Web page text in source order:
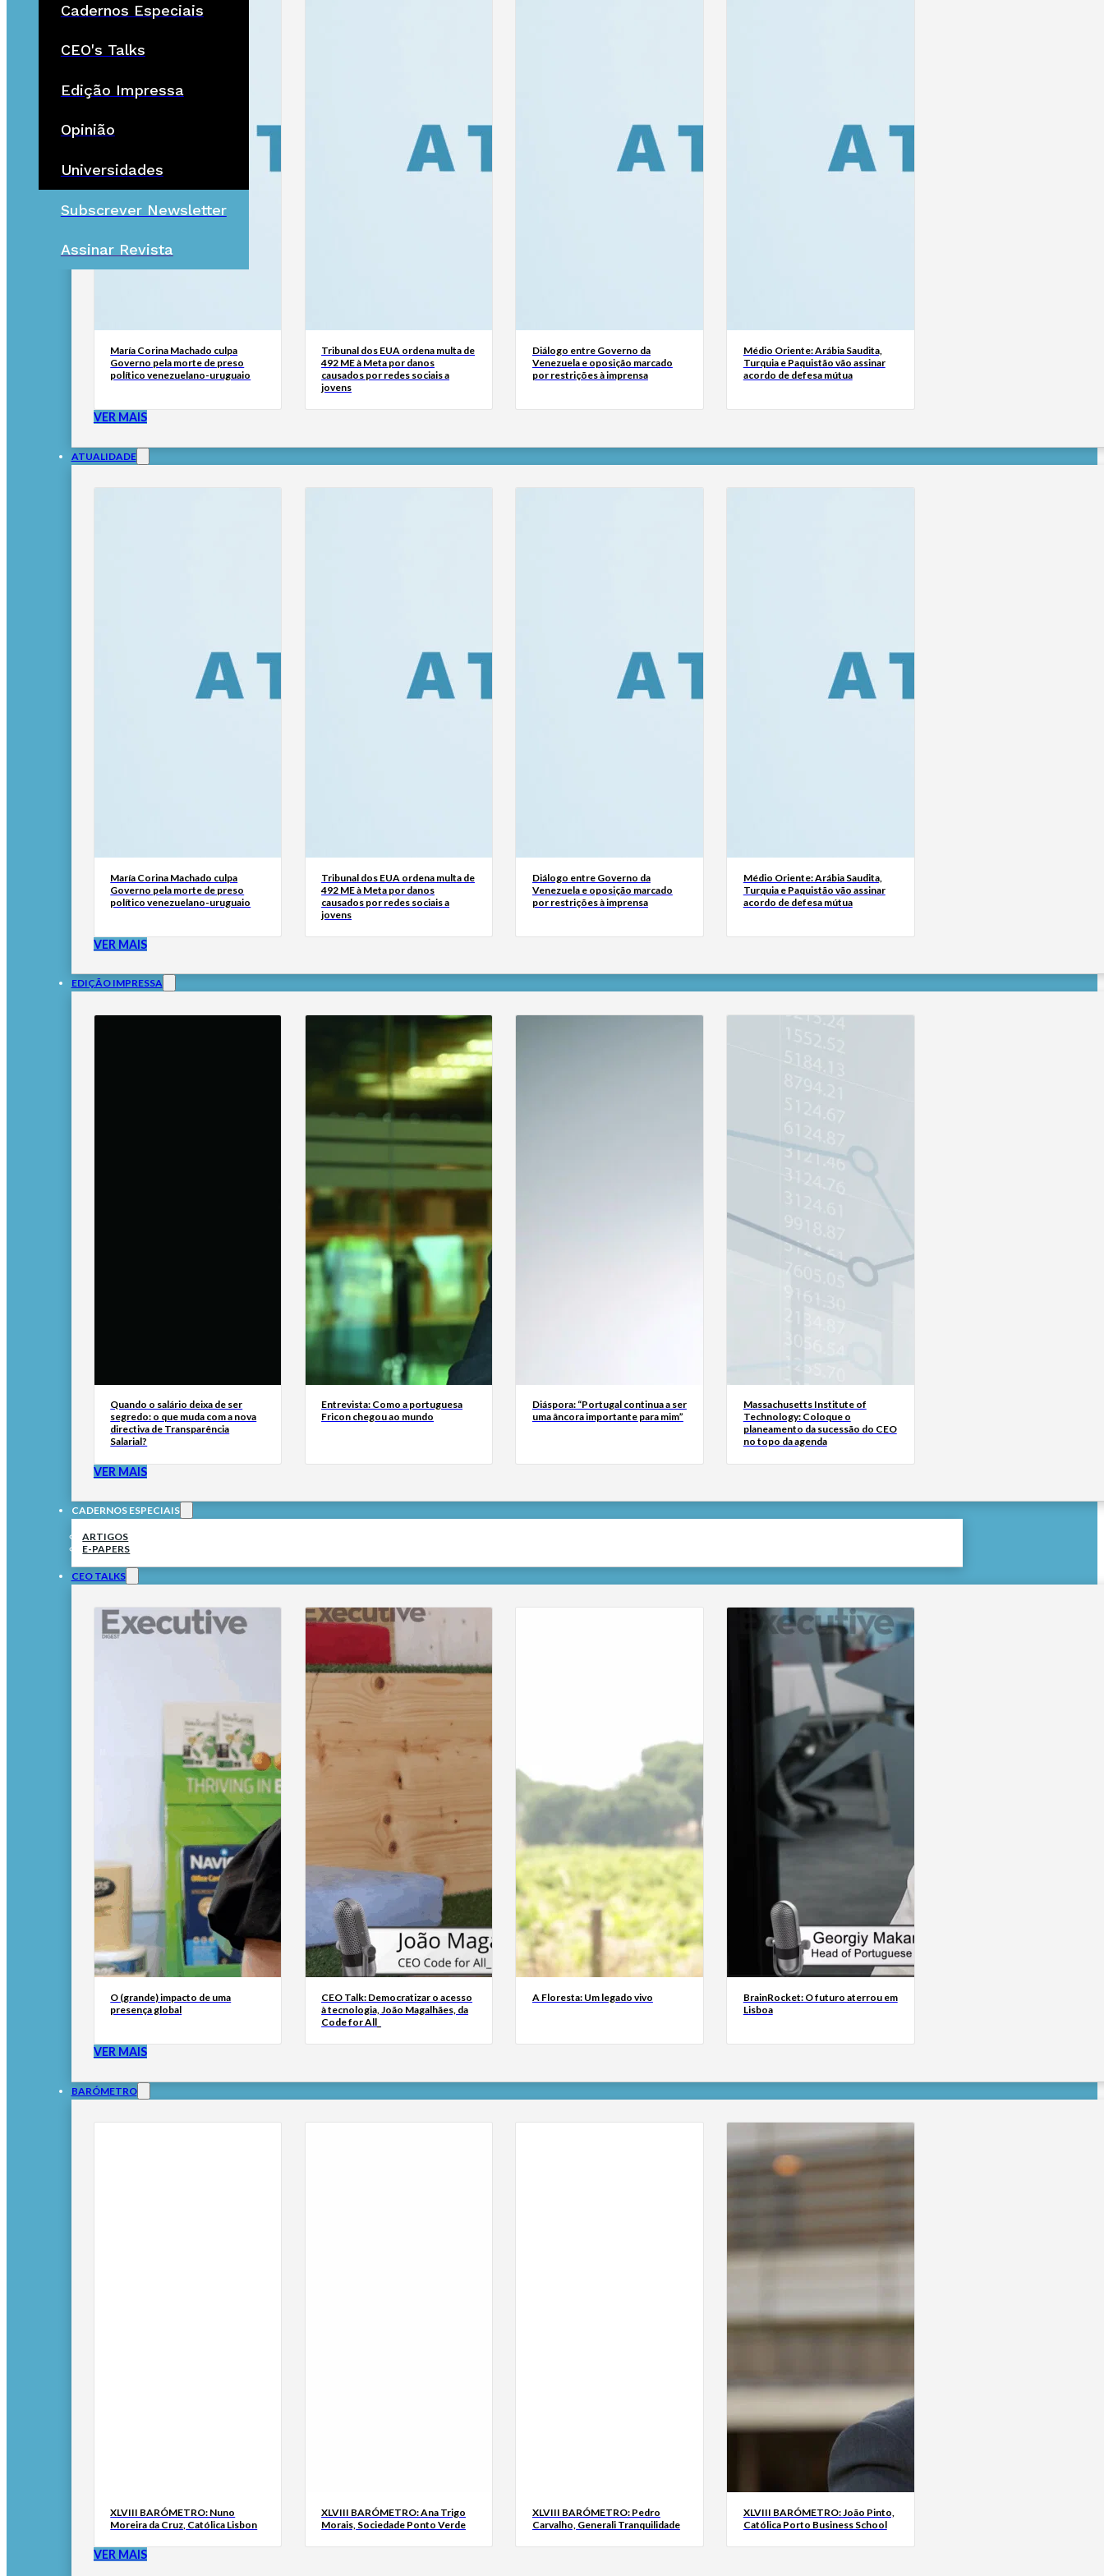
Cadernos Especiais
CEO's Talks
Edição Impressa
Opinião
Universidades
Subscrever Newsletter
Assinar Revista
María Corina Machado culpa
Governo pela morte de preso
político venezuelano-uruguaio
Tribunal dos EUA ordena multa de
492 ME à Meta por danos
causados por redes sociais a
jovens
Diálogo entre Governo da
Venezuela e oposição marcado
por restrições à imprensa
Médio Oriente: Arábia Saudita,
Turquia e Paquistão vão assinar
acordo de defesa mútua
VER MAIS
ATUALIDADE
María Corina Machado culpa
Governo pela morte de preso
político venezuelano-uruguaio
Tribunal dos EUA ordena multa de
492 ME à Meta por danos
causados por redes sociais a
jovens
Diálogo entre Governo da
Venezuela e oposição marcado
por restrições à imprensa
Médio Oriente: Arábia Saudita,
Turquia e Paquistão vão assinar
acordo de defesa mútua
VER MAIS
EDIÇÃO IMPRESSA
Quando o salário deixa de ser
segredo: o que muda com a nova
directiva de Transparência
Salarial?
Entrevista: Como a portuguesa
Fricon chegou ao mundo
Diáspora: “Portugal continua a ser
uma âncora importante para mim”
Massachusetts Institute of
Technology: Coloque o
planeamento da sucessão do CEO
no topo da agenda
VER MAIS
CADERNOS ESPECIAIS
ARTIGOS
E-PAPERS
CEO TALKS
O (grande) impacto de uma
presença global
CEO Talk: Democratizar o acesso
à tecnologia, João Magalhães, da
Code for All_
A Floresta: Um legado vivo
BrainRocket: O futuro aterrou em
Lisboa
VER MAIS
BARÓMETRO
XLVIII BARÓMETRO: Nuno
Moreira da Cruz, Católica Lisbon
XLVIII BARÓMETRO: Ana Trigo
Morais, Sociedade Ponto Verde
XLVIII BARÓMETRO: Pedro
Carvalho, Generali Tranquilidade
XLVIII BARÓMETRO: João Pinto,
Católica Porto Business School
VER MAIS